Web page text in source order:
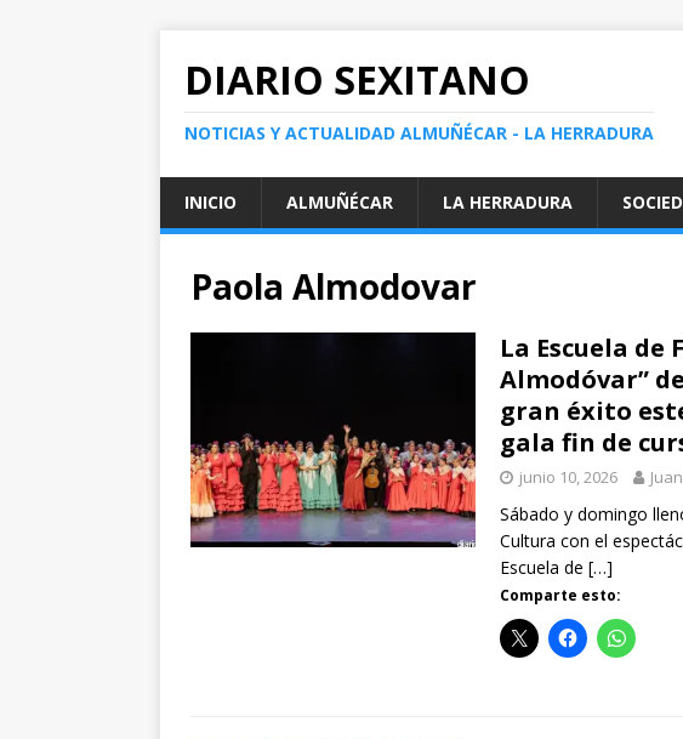
DIARIO SEXITANO
NOTICIAS Y ACTUALIDAD ALMUÑÉCAR - LA HERRADURA
INICIO ALMUÑÉCAR LA HERRADURA
Paola Almodovar
La Escuela de
Almodóvar”
gran éxito
gala fin de
junio 10, 2026
Sábado y domingo
Cultura con el
Escuela de […]
Comparte esto: